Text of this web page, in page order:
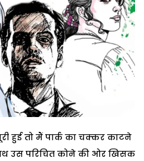
हुई तो मैं पार्क का चक्कर काटने
उस परिचित कोने की ओर खिसक